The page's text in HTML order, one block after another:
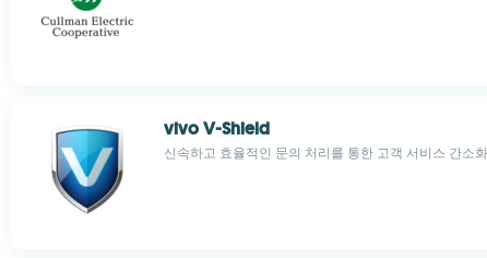
vivo V-Shield
신속하고 효율적인 문의 처리를 통한 고객 서비스 간소화